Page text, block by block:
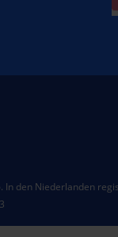
In den Niederlanden